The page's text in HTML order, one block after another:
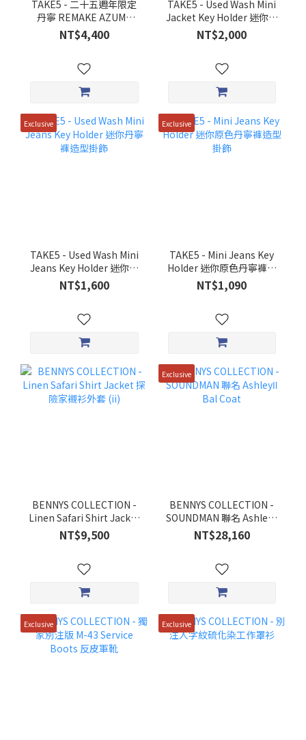
TAKE5 - 二十五週年限定
丹寧 REMAKE AZUMA
BAG
NT$4,400
TAKE5 - Used Wash Mini
Jacket Key Holder 迷你丹
寧外套造型掛飾
NT$2,000
Exclusive
TAKE5 - Used Wash Mini
Jeans Key Holder 迷你丹
寧褲造型掛飾
NT$1,600
Exclusive
TAKE5 - Mini Jeans Key
Holder 迷你原色丹寧褲造
型掛飾
NT$1,090
BENNYS COLLECTION -
Linen Safari Shirt Jacket
探險家襯衫外套 (ii)
NT$9,500
Exclusive
BENNYS COLLECTION -
SOUNDMAN 聯名 AshleyⅡ
Bal Coat
NT$28,160
Exclusive Exclusive